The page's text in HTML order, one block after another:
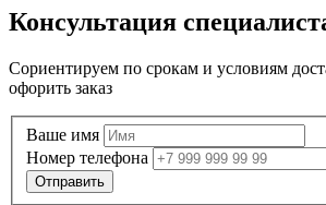
Консультация
Сориентируем по срокам и условиям
офорить заказ
Ваше имя
Номер телефона